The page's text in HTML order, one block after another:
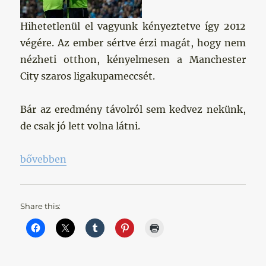
Hihetetlenül el vagyunk kényeztetve így 2012
végére. Az ember sértve érzi magát, hogy nem
nézheti otthon, kényelmesen a Manchester
City szaros ligakupameccsét.
Bár az eredmény távolról sem kedvez nekünk,
de csak jó lett volna látni.
„Láthatatlan leégés”
bővebben
Share this: